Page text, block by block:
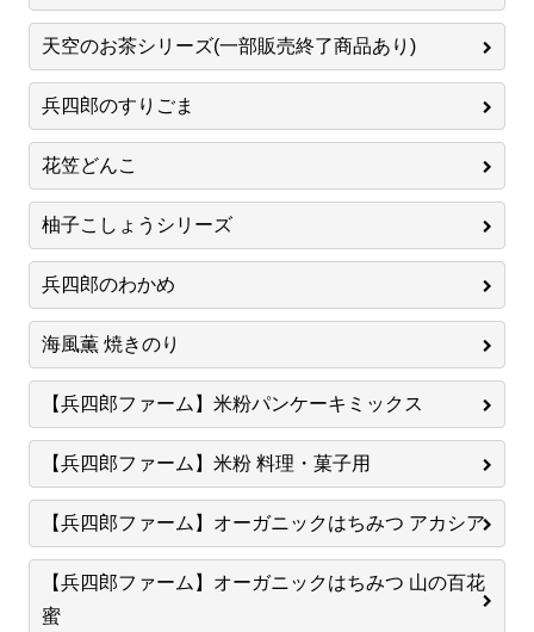
天空のお茶シリーズ(一部販売終了商品あり)
兵四郎のすりごま
花笠どんこ
柚子こしょうシリーズ
兵四郎のわかめ
海風薫 焼きのり
【兵四郎ファーム】米粉パンケーキミックス
【兵四郎ファーム】米粉 料理・菓子用
【兵四郎ファーム】オーガニックはちみつ アカシア
【兵四郎ファーム】オーガニックはちみつ 山の百花
蜜